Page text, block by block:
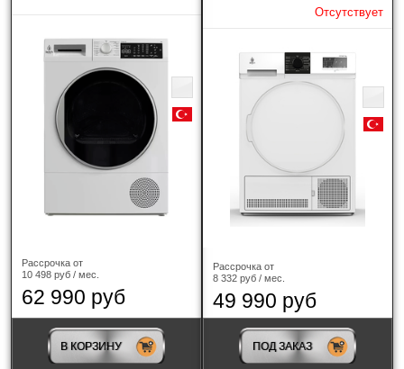
Максимальная загрузка белья
Цвет
Страна-производитель
Рассрочка от
10 498 руб / мес.
62 990 руб
В КОРЗИНУ
Отсутствует
Рассрочка от
8 332 руб / мес.
49 990 руб
ПОД ЗАКАЗ